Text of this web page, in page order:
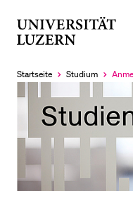
Startseite Studium
LETZTE SUCHEN
DIE UNI FÜR…
Schulklassen und
Studien­interessierte
Studierende
Forschende